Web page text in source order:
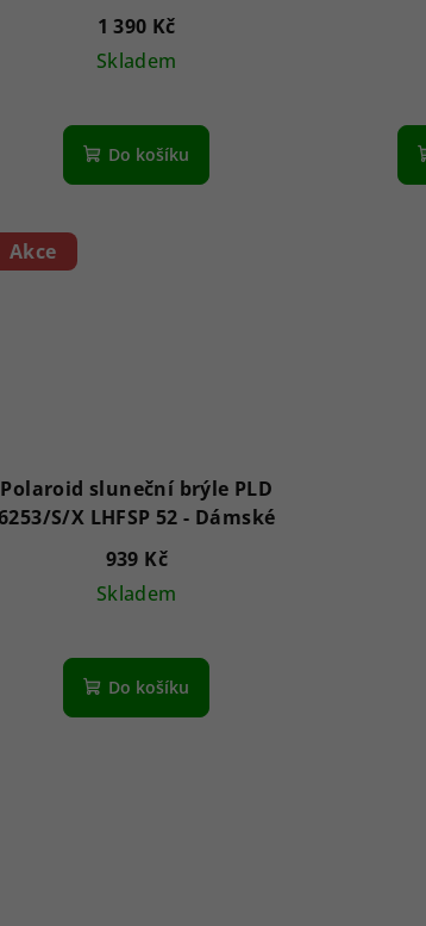
1 390 Kč
Skladem
Do košíku
Akce
Polaroid sluneční brýle PLD
6253/S/X LHFSP 52 - Dámské
939 Kč
Skladem
Do košíku